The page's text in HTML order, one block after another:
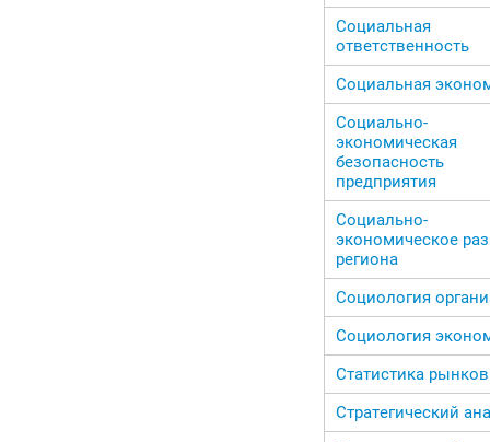
Социальная
ответственность
Социальная
Социально-
экономическая
безопасность
предприятия
Социально-
экономическое
региона
Социология
Социология
Статистика рынков
Стратегический